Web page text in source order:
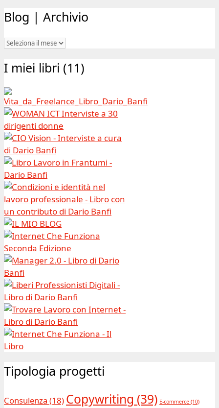
Blog | Archivio
Blog
Archivio
I miei libri (11)
Tipologia progetti
Consulenza (18) Copywriting (39) E-commerce (10)